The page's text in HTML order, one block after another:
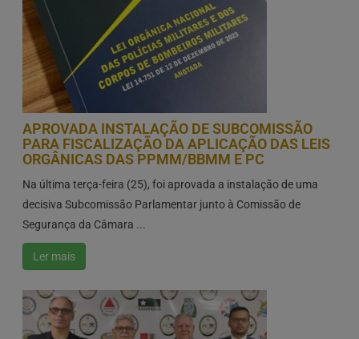
APROVADA INSTALAÇÃO DE SUBCOMISSÃO
PARA FISCALIZAÇÃO DA APLICAÇÃO DAS LEIS
ORGÂNICAS DAS PPMM/BBMM E PC
Na última terça-feira (25), foi aprovada a instalação de uma
decisiva Subcomissão Parlamentar junto à Comissão de
Segurança da Câmara ...
Ler mais